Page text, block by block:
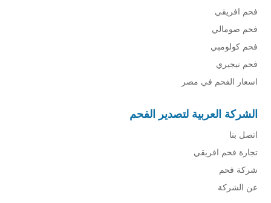
فحم افريقي
فحم صومالي
فحم كولومبي
فحم نيجيري
اسعار الفحم في مصر
الشركة العربية لتصدير الفحم
اتصل بنا
تجارة فحم افريقي
شركة فحم
عن الشركة